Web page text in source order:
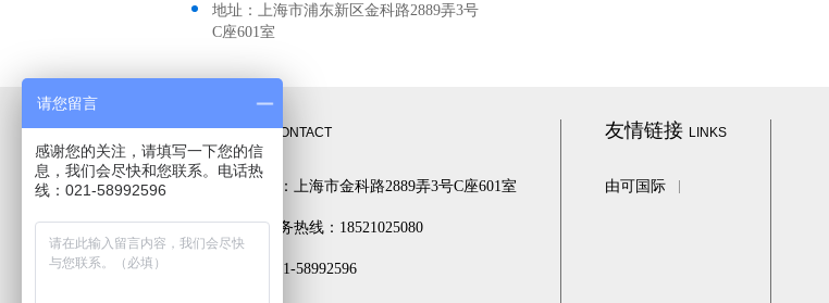
地址：上海市浦东新区金科路2889弄3号
C座601室
联系方式CONTACT
公司地址：上海市金科路2889弄3号C座601室
24小时服务热线：18521025080
电话： 021-58992596
友情链接 LINKS
由可国际
请您留言
感谢您的关注，请填写一下您的信
息，我们会尽快和您联系。电话热
线：021-58992596